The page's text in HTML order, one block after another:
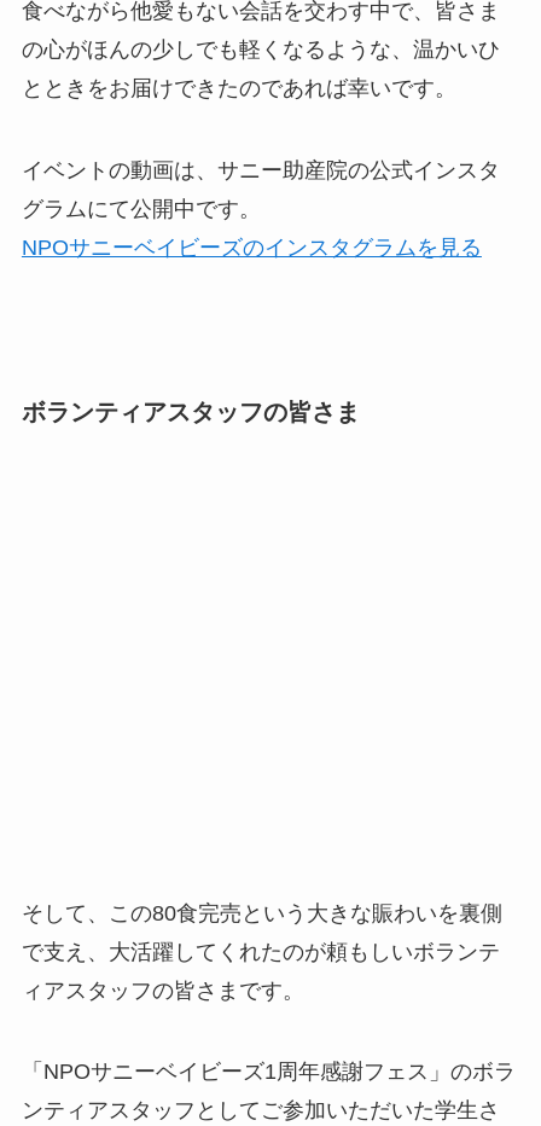
食べながら他愛もない会話を交わす中で、皆さま
の心がほんの少しでも軽くなるような、温かいひ
とときをお届けできたのであれば幸いです。
イベントの動画は、サニー助産院の公式インスタ
グラムにて公開中です。
NPOサニーベイビーズのインスタグラムを見る
ボランティアスタッフの皆さま
そして、この80食完売という大きな賑わいを裏側
で支え、大活躍してくれたのが頼もしいボランテ
ィアスタッフの皆さまです。
「NPOサニーベイビーズ1周年感謝フェス」のボラ
ンティアスタッフとしてご参加いただいた学生さ